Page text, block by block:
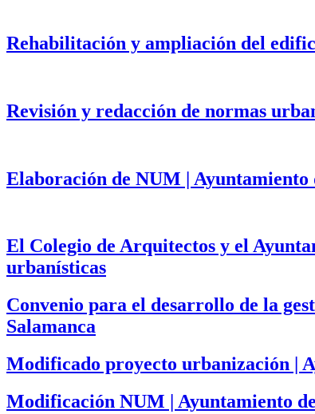
Rehabilitación y ampliación del
Revisión y redacción de normas
Elaboración de NUM |
El Colegio de Arquitectos y el
urbanísticas
Convenio para el desarrollo de la
Salamanca
Modificado proyecto urbanización |
Modificación NUM | Ayuntamiento